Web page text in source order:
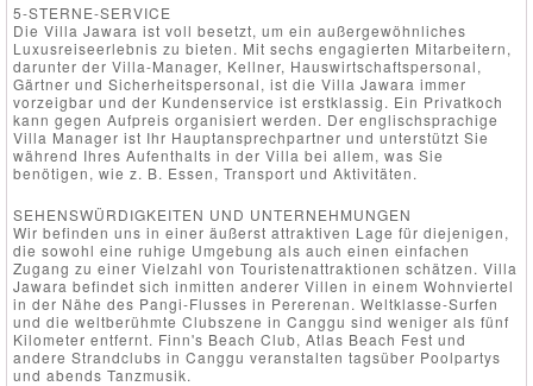
5-STERNE-SERVICE
Die Villa Jawara ist voll besetzt, um ein außergewöhnliches
Luxusreiseerlebnis zu bieten. Mit sechs engagierten Mitarbeitern,
darunter der Villa-Manager, Kellner, Hauswirtschaftspersonal,
Gärtner und Sicherheitspersonal, ist die Villa Jawara immer
vorzeigbar und der Kundenservice ist erstklassig. Ein Privatkoch
kann gegen Aufpreis organisiert werden. Der englischsprachige
Villa Manager ist Ihr Hauptansprechpartner und unterstützt Sie
während Ihres Aufenthalts in der Villa bei allem, was Sie
benötigen, wie z. B. Essen, Transport und Aktivitäten.
SEHENSWÜRDIGKEITEN UND UNTERNEHMUNGEN
Wir befinden uns in einer äußerst attraktiven Lage für diejenigen,
die sowohl eine ruhige Umgebung als auch einen einfachen
Zugang zu einer Vielzahl von Touristenattraktionen schätzen. Villa
Jawara befindet sich inmitten anderer Villen in einem Wohnviertel
in der Nähe des Pangi-Flusses in Pererenan. Weltklasse-Surfen
und die weltberühmte Clubszene in Canggu sind weniger als fünf
Kilometer entfernt. Finn's Beach Club, Atlas Beach Fest und
andere Strandclubs in Canggu veranstalten tagsüber Poolpartys
und abends Tanzmusik.